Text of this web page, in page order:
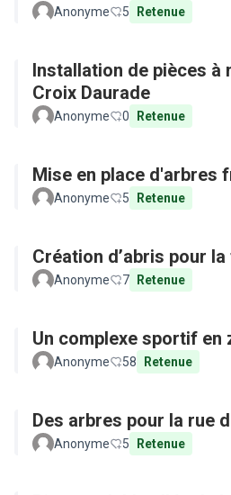
Anonyme 5 Retenue
Installation de pièces à
Croix Daurade
Anonyme 0 Retenue
Mise en place d'arbres
Anonyme 5 Retenue
Création d’abris pour
Anonyme 7 Retenue
Un complexe sportif en
Anonyme 58 Retenue
Des arbres pour la rue
Anonyme 5 Retenue